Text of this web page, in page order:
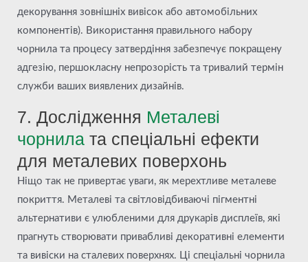
декорування зовнішніх вивісок або автомобільних
компонентів). Використання правильного набору
чорнила та процесу затвердіння забезпечує покращену
адгезію, першокласну непрозорість та тривалий термін
служби ваших виявлених дизайнів.
7. Дослідження Металеві
чорнила та спеціальні ефекти
для металевих поверхонь
Ніщо так не привертає уваги, як мерехтливе металеве
покриття. Металеві та світловідбиваючі пігментні
альтернативи є улюбленими для друкарів дисплеїв, які
прагнуть створювати привабливі декоративні елементи
та вивіски на сталевих поверхнях. Ці спеціальні чорнила